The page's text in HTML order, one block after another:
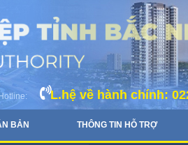
Hotline: L.hệ về hành chính:
BẢN THÔNG TIN HỖ TRỢ